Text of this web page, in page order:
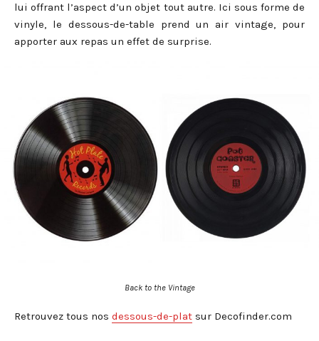
lui offrant l’aspect d’un objet tout autre. Ici sous forme de
vinyle, le dessous-de-table prend un air vintage, pour
apporter aux repas un effet de surprise.
Back to the Vintage
Retrouvez tous nos dessous-de-plat sur Decofinder.com